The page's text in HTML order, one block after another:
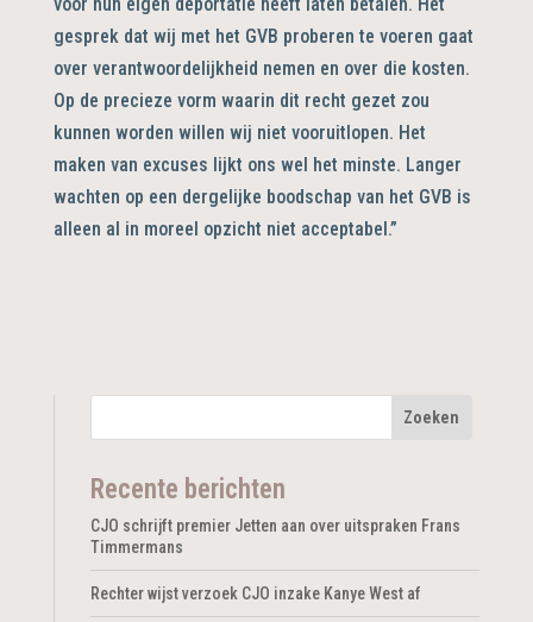
gesprek dat wij met het GVB proberen te voeren gaat
over verantwoordelijkheid nemen en over die kosten.
Op de precieze vorm waarin dit recht gezet zou
kunnen worden willen wij niet vooruitlopen. Het
maken van excuses lijkt ons wel het minste. Langer
wachten op een dergelijke boodschap van het GVB is
alleen al in moreel opzicht niet acceptabel.”
Recente berichten
CJO schrijft premier Jetten aan over uitspraken Frans
Timmermans
Rechter wijst verzoek CJO inzake Kanye West af